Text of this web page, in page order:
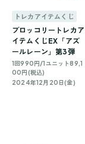
トレカアイテムくじ
ブロッコリートレカア
イテムくじEX「アズ
ールレーン」第3弾
1回990円/1ユニット89,1
00円(税込)
2024年12月20日(金)